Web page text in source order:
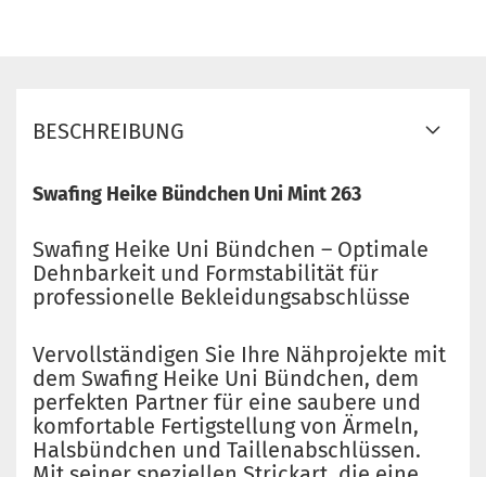
BESCHREIBUNG
Swafing Heike Bündchen Uni Mint 263
Swafing Heike Uni Bündchen – Optimale
Dehnbarkeit und Formstabilität für
professionelle Bekleidungsabschlüsse
Vervollständigen Sie Ihre Nähprojekte mit
dem Swafing Heike Uni Bündchen, dem
perfekten Partner für eine saubere und
komfortable Fertigstellung von Ärmeln,
Halsbündchen und Taillenabschlüssen.